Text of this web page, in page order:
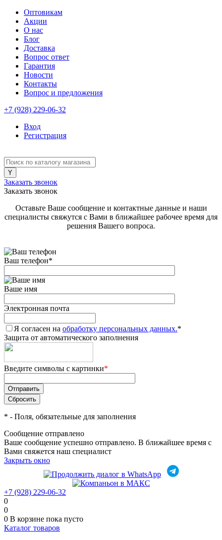
Оптовикам
Акции
О нас
Блог
Доставка
Вопрос ответ
Гарантия
Новости
Контакты
Вопрос и предложения
+7 (928) 229-06-32
Вход
Регистрация
Заказать звонок
Заказать звонок
Оставьте Ваше сообщение и контактные данные и наши
специалисты свяжутся с Вами в ближайшее рабочее время для
решения Вашего вопроса.
Ваш телефон*
Ваше имя
Электронная почта
Я согласен на обработку персональных данных.*
Защита от автоматического заполнения
Введите символы с картинки*
* - Поля, обязательные для заполнения
Сообщение отправлено
Ваше сообщение успешно отправлено. В ближайшее время с
Вами свяжется наш специалист
Закрыть окно
+7 (928) 229-06-32
0
0
0 В корзине пока пусто
Каталог товаров